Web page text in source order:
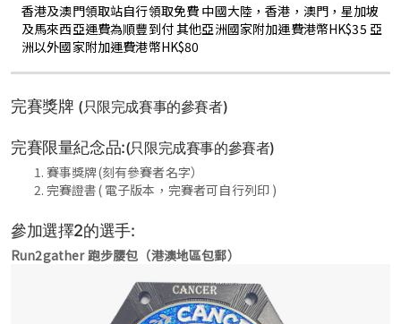
香港及澳門領取站自行領取免費 中國大陸，香港，澳門，星加坡
及馬來西亞運費為順豐到付 其他亞洲國家附加運費港幣HK$35 亞
洲以外國家附加運費港幣HK$80
完賽獎牌 (只限完成賽事的參賽者)
完賽限量紀念品:(只限完成賽事的參賽者)
賽事獎牌(刻有參賽者名字）
完賽證書( 電子版本，完賽者可自行列印 )
參加選擇2的選手:
Run2gather 跑步腰包（港澳地區包郵）